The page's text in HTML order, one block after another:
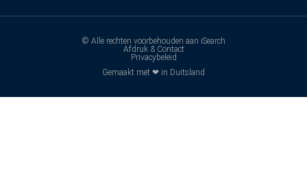
© Alle rechten voorbehouden aan iSearch
Afdruk & Contact
Privacybeleid
Gemaakt met ❤ in Duitsland